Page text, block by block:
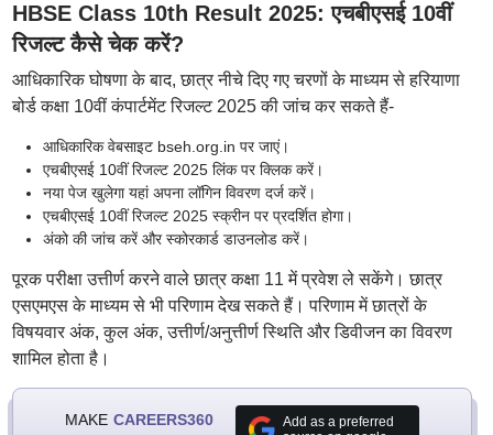
HBSE Class 10th Result 2025: एचबीएसई 10वीं
रिजल्ट कैसे चेक करें?
आधिकारिक घोषणा के बाद, छात्र नीचे दिए गए चरणों के माध्यम से हरियाणा
बोर्ड कक्षा 10वीं कंपार्टमेंट रिजल्ट 2025 की जांच कर सकते हैं-
आधिकारिक वेबसाइट bseh.org.in पर जाएं।
एचबीएसई 10वीं रिजल्ट 2025 लिंक पर क्लिक करें।
नया पेज खुलेगा यहां अपना लॉगिन विवरण दर्ज करें।
एचबीएसई 10वीं रिजल्ट 2025 स्क्रीन पर प्रदर्शित होगा।
अंको की जांच करें और स्कोरकार्ड डाउनलोड करें।
पूरक परीक्षा उत्तीर्ण करने वाले छात्र कक्षा 11 में प्रवेश ले सकेंगे। छात्र
एसएमएस के माध्यम से भी परिणाम देख सकते हैं। परिणाम में छात्रों के
विषयवार अंक, कुल अंक, उत्तीर्ण/अनुत्तीर्ण स्थिति और डिवीजन का विवरण
शामिल होता है।
MAKE CAREERS360
Add as a preferred